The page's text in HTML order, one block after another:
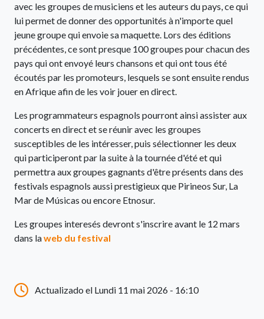
avec les groupes de musiciens et les auteurs du pays, ce qui
lui permet de donner des opportunités à n'importe quel
jeune groupe qui envoie sa maquette. Lors des éditions
précédentes, ce sont presque 100 groupes pour chacun des
pays qui ont envoyé leurs chansons et qui ont tous été
écoutés par les promoteurs, lesquels se sont ensuite rendus
en Afrique afin de les voir jouer en direct.
Les programmateurs espagnols pourront ainsi assister aux
concerts en direct et se réunir avec les groupes
susceptibles de les intéresser, puis sélectionner les deux
qui participeront par la suite à la tournée d'été et qui
permettra aux groupes gagnants d'être présents dans des
festivals espagnols aussi prestigieux que Pirineos Sur, La
Mar de Músicas ou encore Etnosur.
Les groupes interesés devront s'inscrire avant le 12 mars
dans laweb du festival
Actualizado el Lundi 11 mai 2026 - 16:10